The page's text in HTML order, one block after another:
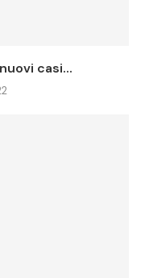
casi...